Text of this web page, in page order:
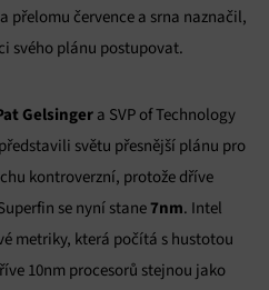
přelomu července a srna naznačil,
svého plánu postupovat.
Gelsinger a SVP of Technology
světu přesnější plánu pro
kontroverzní, protože dříve
se nyní stane7nm. Intel
metriky, která počítá s hustotou
10nm procesorů stejnou jako